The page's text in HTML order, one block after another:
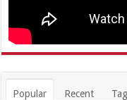
Popular Recent